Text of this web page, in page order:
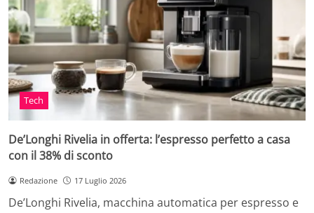
Tech
De’Longhi Rivelia in offerta: l’espresso perfetto a casa
con il 38% di sconto
Redazione 17 Luglio 2026
De’Longhi Rivelia, macchina automatica per espresso e